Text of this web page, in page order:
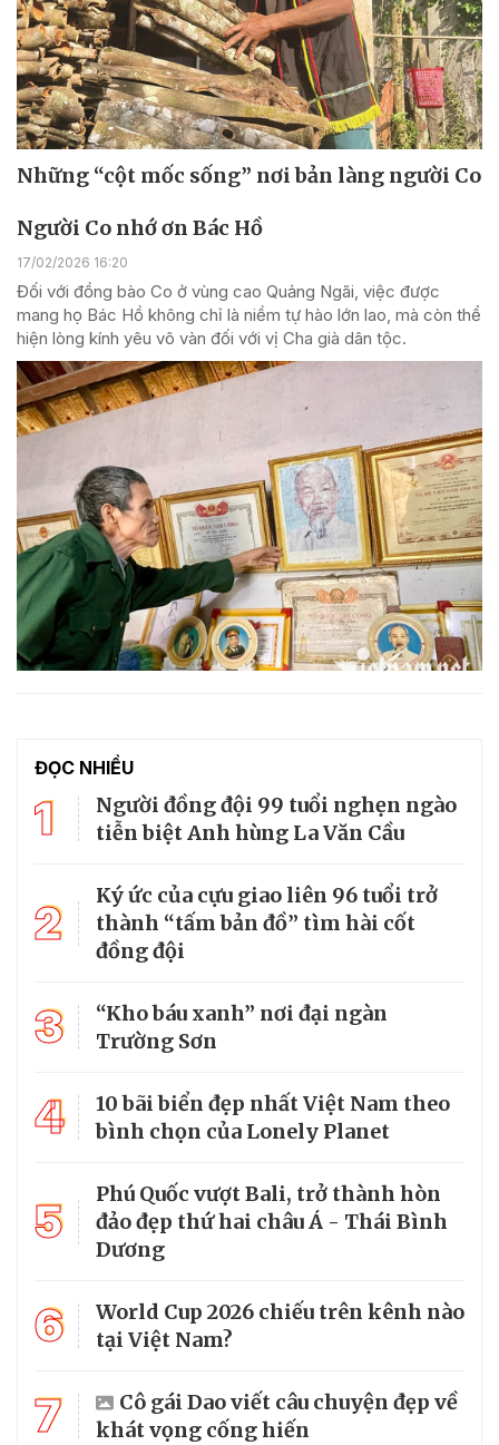
Những “cột mốc sống” nơi bản làng người Co
Người Co nhớ ơn Bác Hồ
17/02/2026 16:20
Đối với đồng bào Co ở vùng cao Quảng Ngãi, việc được
mang họ Bác Hồ không chỉ là niềm tự hào lớn lao, mà còn thể
hiện lòng kính yêu vô vàn đối với vị Cha già dân tộc.
ĐỌC NHIỀU
1
Người đồng đội 99 tuổi nghẹn ngào
tiễn biệt Anh hùng La Văn Cầu
2
Ký ức của cựu giao liên 96 tuổi trở
thành “tấm bản đồ” tìm hài cốt
đồng đội
3
“Kho báu xanh” nơi đại ngàn
Trường Sơn
4
10 bãi biển đẹp nhất Việt Nam theo
bình chọn của Lonely Planet
5
Phú Quốc vượt Bali, trở thành hòn
đảo đẹp thứ hai châu Á - Thái Bình
Dương
6
World Cup 2026 chiếu trên kênh nào
tại Việt Nam?
7
Cô gái Dao viết câu chuyện đẹp về
khát vọng cống hiến